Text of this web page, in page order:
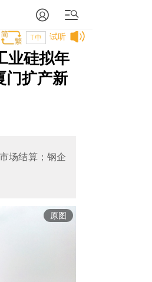
试听
T中
业硅拟年
门扩产新
场结算；钢企
原图